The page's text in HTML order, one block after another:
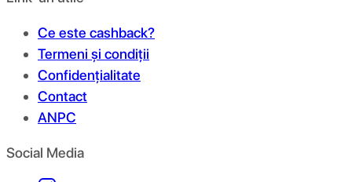
Ce este cashback?
Termeni și condiții
Confidențialitate
Contact
ANPC
Social Media